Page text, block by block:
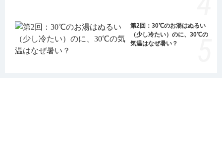
第2回：30℃のお湯はぬるい
（少し冷たい）のに、30℃の
気温はなぜ暑い？